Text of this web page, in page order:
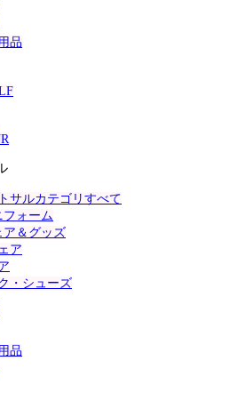
品
サルカテゴリすべて
フォーム
ア＆グッズ
ア
・シューズ
品